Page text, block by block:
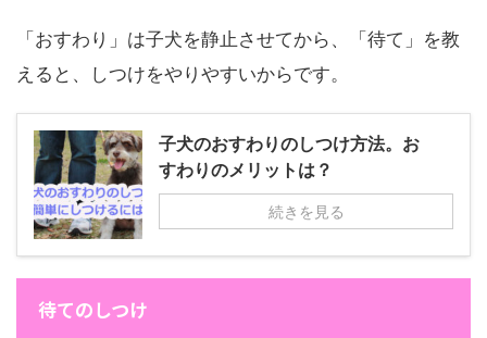
「おすわり」は子犬を静止させてから、「待て」を教
えると、しつけをやりやすいからです。
子犬のおすわりのしつけ方法。お
すわりのメリットは？
続きを見る
待てのしつけ